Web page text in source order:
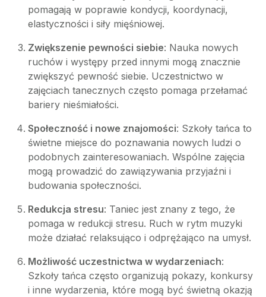
pomagają w poprawie kondycji, koordynacji,
elastyczności i siły mięśniowej.
Zwiększenie pewności siebie: Nauka nowych
ruchów i występy przed innymi mogą znacznie
zwiększyć pewność siebie. Uczestnictwo w
zajęciach tanecznych często pomaga przełamać
bariery nieśmiałości.
Społeczność i nowe znajomości: Szkoły tańca to
świetne miejsce do poznawania nowych ludzi o
podobnych zainteresowaniach. Wspólne zajęcia
mogą prowadzić do zawiązywania przyjaźni i
budowania społeczności.
Redukcja stresu: Taniec jest znany z tego, że
pomaga w redukcji stresu. Ruch w rytm muzyki
może działać relaksująco i odprężająco na umysł.
Możliwość uczestnictwa w wydarzeniach:
Szkoły tańca często organizują pokazy, konkursy
i inne wydarzenia, które mogą być świetną okazją